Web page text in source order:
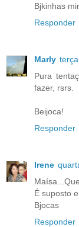
Bjkinhas
Responder
Marly
Pura
fazer, rsrs.
Beijoca!
Responder
Irene
É suposto
Bjocas
Responder